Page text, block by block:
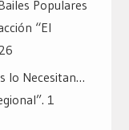
Populares
“El
lo Necesitan…
1